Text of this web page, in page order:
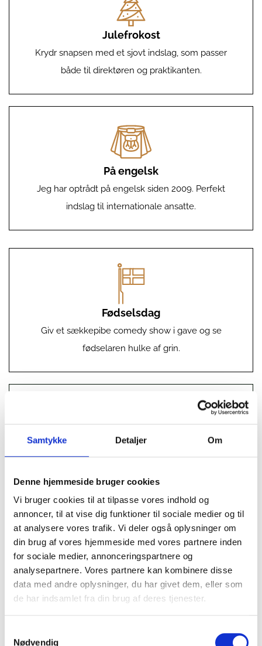
Samtykke Detaljer Om
Denne hjemmeside bruger cookies
Vi bruger cookies til at tilpasse vores indhold og
annoncer, til at vise dig funktioner til sociale medier og til
at analysere vores trafik. Vi deler også oplysninger om
din brug af vores hjemmeside med vores partnere inden
for sociale medier, annonceringspartnere og
analysepartnere. Vores partnere kan kombinere disse
data med andre oplysninger, du har givet dem, eller som
de har indsamlet fra din brug af deres tjenester.
Nødvendig
Julefrokost
Krydr snapsen med et sjovt indslag, som passer
både til direktøren og praktikanten.
På engelsk
Jeg har optrådt på engelsk siden 2009. Perfekt
indslag til internationale ansatte.
Fødselsdag
Giv et sækkepibe comedy show i gave og se
fødselaren hulke af grin.
Konfirmation
bedstemor vil grine højlydt af.
Bryllup
Gaven som ingen kan overgå. En unik og hylesjov